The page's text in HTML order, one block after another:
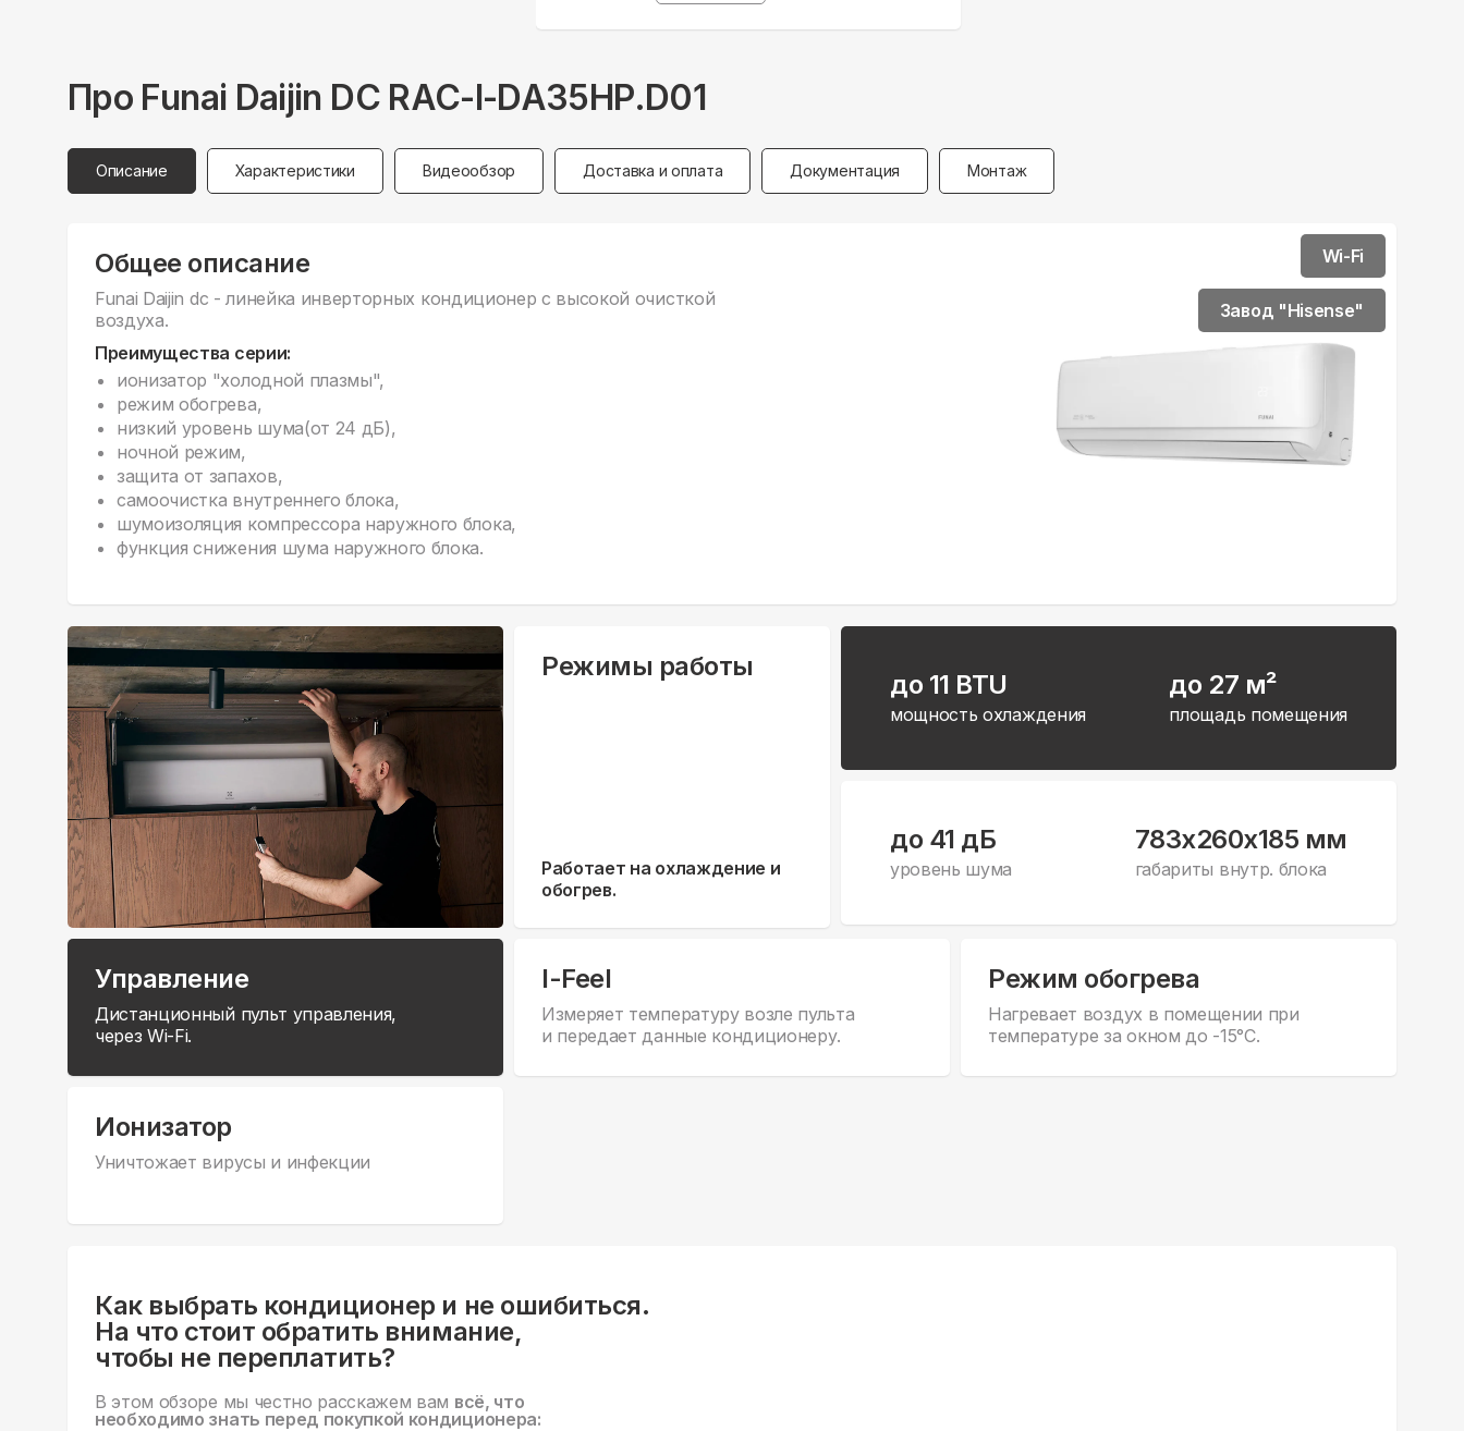
Про Funai Daijin DC RAC-I-DA35HP.D01
Описание Характеристики Видеообзор Доставка и оплата Документация Монтаж
Общее описание
Funai Daijin dc - линейка инверторных кондиционер с высокой очисткой
воздуха.
Преимущества серии:
ионизатор "холодной плазмы",
режим обогрева,
низкий уровень шума(от 24 дБ),
ночной режим,
защита от запахов,
самоочистка внутреннего блока,
шумоизоляция компрессора наружного блока,
функция снижения шума наружного блока.
Wi-Fi
Завод "Hisense"
Режимы работы
Работает на охлаждение и
обогрев.
до 11 BTU
мощность охлаждения
до 27 м²
площадь помещения
до 41 дБ
уровень шума
783x260x185 мм
габариты внутр. блока
Управление
Дистанционный пульт управления,
через Wi-Fi.
I-Feel
Измеряет температуру возле пульта
и передает данные кондиционеру.
Режим обогрева
Нагревает воздух в помещении при
температуре за окном до -15°С.
Ионизатор
Уничтожает вирусы и инфекции
Как выбрать кондиционер и не ошибиться.
На что стоит обратить внимание,
чтобы не переплатить?
В этом обзоре мы честно расскажем вам всё, что
необходимо знать перед покупкой кондиционера: